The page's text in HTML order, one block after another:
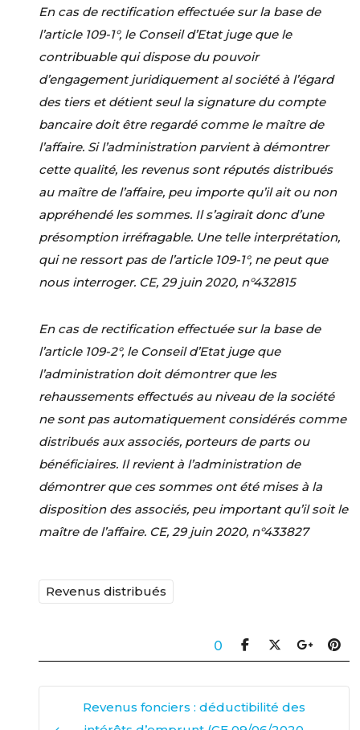
En cas de rectification effectuée sur la base de
l’article 109-1°, le Conseil d’Etat juge que le
contribuable qui dispose du pouvoir
d’engagement juridiquement al société à l’égard
des tiers et détient seul la signature du compte
bancaire doit être regardé comme le maître de
l’affaire. Si l’administration parvient à démontrer
cette qualité, les revenus sont réputés distribués
au maître de l’affaire, peu importe qu’il ait ou non
appréhendé les sommes. Il s’agirait donc d’une
présomption irréfragable. Une telle interprétation,
qui ne ressort pas de l’article 109-1°, ne peut que
nous interroger. CE, 29 juin 2020, n°432815
En cas de rectification effectuée sur la base de
l’article 109-2°, le Conseil d’Etat juge que
l’administration doit démontrer que les
rehaussements effectués au niveau de la société
ne sont pas automatiquement considérés comme
distribués aux associés, porteurs de parts ou
bénéficiaires. Il revient à l’administration de
démontrer que ces sommes ont été mises à la
disposition des associés, peu important qu’il soit le
maître de l’affaire. CE, 29 juin 2020, n°433827
Revenus distribués
0
Revenus fonciers : déductibilité des